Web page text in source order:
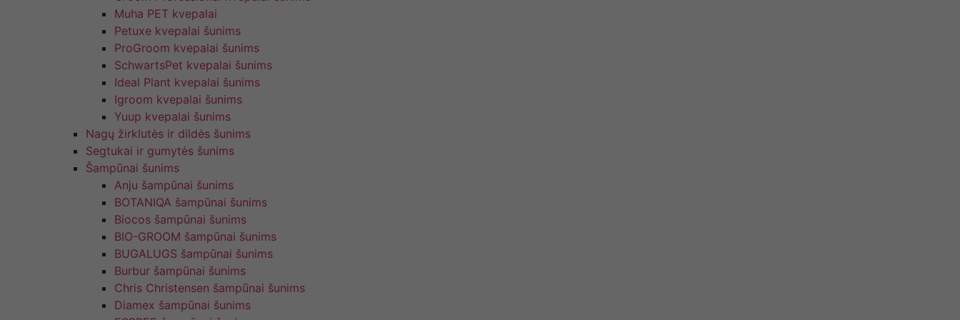
Muha PET kvepalai
Petuxe kvepalai šunims
ProGroom kvepalai šunims
SchwartsPet kvepalai šunims
Ideal Plant kvepalai šunims
Igroom kvepalai šunims
Yuup kvepalai šunims
Nagų žirklutės ir dildės šunims
Segtukai ir gumytės šunims
Šampūnai šunims
Anju šampūnai šunims
BOTANIQA šampūnai šunims
Biocos šampūnai šunims
BIO-GROOM šampūnai šunims
BUGALUGS šampūnai šunims
Burbur šampūnai šunims
Chris Christensen šampūnai šunims
Diamex šampūnai šunims